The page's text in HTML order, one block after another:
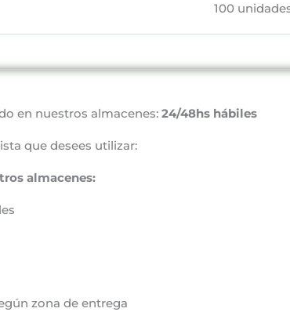
100
en nuestros almacenes: 24/48hs hábiles
que desees utilizar:
almacenes:
zona de entrega